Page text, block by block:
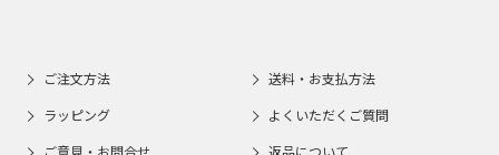
ご注文方法 送料・お支払方法
ラッピング よくいただくご質問